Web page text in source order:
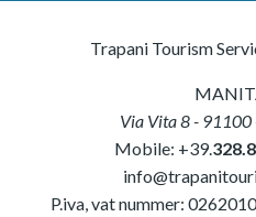
Trapani Tourism
Via Vita 8- 91100
Mobile: +39.
P.iva, vat nummer: